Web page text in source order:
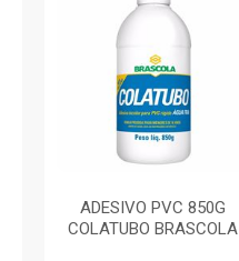
ADESIVO PVC 850G
COLATUBO BRASCOLA